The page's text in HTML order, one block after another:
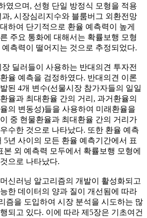
였으며, 선형 단일 방정식 모형을 적용
, 시장심리지수와 블룸버그 외환전망
하여 단기적으로 환율 예측력이 높게
주요 통화에 대해서는 확률보행 모형
측력이 떨어지는 것으로 추정되었다.
딜러들이 사용하는 반대의견 투자전
율 예측을 검정하였다. 반대의견 이론
된 4개 변수(선물시장 참가자들의 일일
율과 최대환율 간의 거리, 과거환율의
의 변동성)들을 사용하여 미래환율을
중 현물환율과 최대환율 간의 거리가
수한 것으로 나타났다. 또한 환율 예측
5년 사이의 모든 환율 예측기간에서 표
본 외 예측력 모두에서 확률보행 모형에
으로 나타났다.
신러닝 알고리즘의 개발이 활성화되고
한 데이터의 양과 질이 개선됨에 따라
즘을 도입하여 시장 분석을 시도하는 많
되고 있다. 이에 따라 제5장은 기초여건